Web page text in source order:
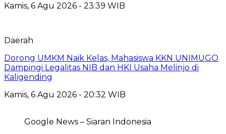
Kamis, 6 Agu 2026 - 23:39 WIB
Daerah
Dorong UMKM Naik Kelas, Mahasiswa KKN UNIMUGO
Dampingi Legalitas NIB dan HKI Usaha Melinjo di
Kaligending
Kamis, 6 Agu 2026 - 20:32 WIB
Google News – Siaran Indonesia